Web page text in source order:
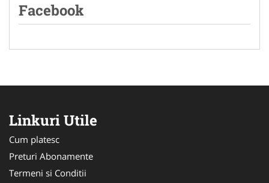
Facebook
Linkuri Utile
Cum platesc
Preturi Abonamente
Termeni si Conditii